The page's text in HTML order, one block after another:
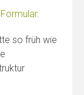
.
so früh wie